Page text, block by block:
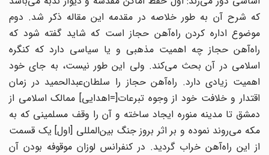
که شرح آن به طور خلاصه در مقدمه این مقاله ذکر شد. دوم
موضوع اداره کردن راه‌آهن حجاز است که شاید گفته شود که
راه‌آهن حجاز چه اهمیت مذهبی و یا سیاسی دارد که کنگره
اسلامی در آن بحث می‌کند. ولی این طور نیست، به جای خود
اهمیت زیادی دارد. راه‌آهن حجاز را سلطان‌عبدالحمید در زمان
اقتدار و خلافت خود از وجوه تبرعات[=اهدایی] ممالک اسلامی از
دمشق تا مدینه منوره ایجاد ساخته و آن را وقف مسلمینی که به
مکه می‌روند نموده و بر اثر بروز جنگ بین‌المللی [اول] یک قسمت
از این راه‌آهن خراب گردید.در کنفرانس لوزان موقوفه بودن آن